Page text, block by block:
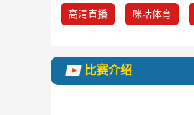
高清直播 咪咕体育
比赛介绍